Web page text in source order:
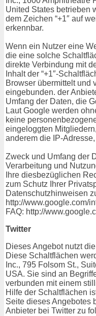
United States betrieben
dem Zeichen “+1″ auf
erkennbar.
Wenn ein Nutzer eine
die eine solche
direkte Verbindung mit
Inhalt der “+1″-
Browser übermittelt und
eingebunden. der
Umfang der Daten, die
Laut Google werden
keine
eingeloggten
anderem die IP-
Zweck und Umfang der
Verarbeitung und
Ihre diesbezüglichen
zum Schutz Ihrer
Datenschutzhinweisen
http://www.google.com/
FAQ: http://
Twitter
Dieses Angebot nutzt die
Diese Schaltflächen
Inc., 795 Folsom St.,
USA. Sie sind an
verbunden mit einem
Hilfe der Schaltflächen
Seite dieses Angebotes
Anbieter bei Twitter zu